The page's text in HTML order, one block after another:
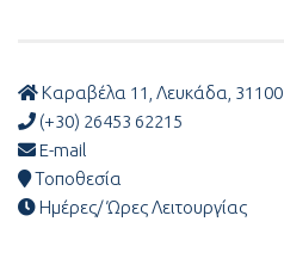
Καραβέλα 11, Λευκάδα, 31100
(+30) 26453 62215
E-mail
Τοποθεσία
Ημέρες/ Ώρες Λειτουργίας